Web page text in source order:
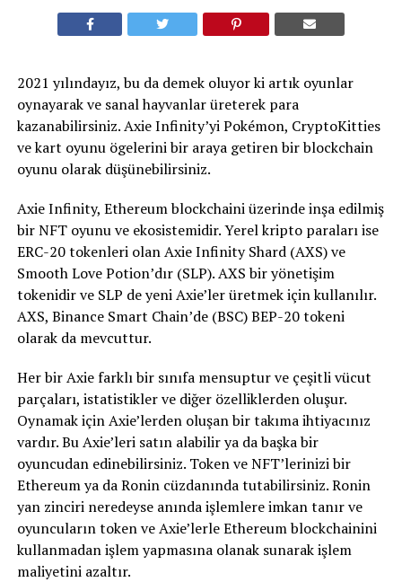
2021 yılındayız, bu da demek oluyor ki artık oyunlar
oynayarak ve sanal hayvanlar üreterek para
kazanabilirsiniz. Axie Infinity’yi Pokémon, CryptoKitties
ve kart oyunu ögelerini bir araya getiren bir blockchain
oyunu olarak düşünebilirsiniz.
Axie Infinity, Ethereum blockchaini üzerinde inşa edilmiş
bir NFT oyunu ve ekosistemidir. Yerel kripto paraları ise
ERC-20 tokenleri olan Axie Infinity Shard (AXS) ve
Smooth Love Potion’dır (SLP). AXS bir yönetişim
tokenidir ve SLP de yeni Axie’ler üretmek için kullanılır.
AXS, Binance Smart Chain’de (BSC) BEP-20 tokeni
olarak da mevcuttur.
Her bir Axie farklı bir sınıfa mensuptur ve çeşitli vücut
parçaları, istatistikler ve diğer özelliklerden oluşur.
Oynamak için Axie’lerden oluşan bir takıma ihtiyacınız
vardır. Bu Axie’leri satın alabilir ya da başka bir
oyuncudan edinebilirsiniz. Token ve NFT’lerinizi bir
Ethereum ya da Ronin cüzdanında tutabilirsiniz. Ronin
yan zinciri neredeyse anında işlemlere imkan tanır ve
oyuncuların token ve Axie’lerle Ethereum blockchainini
kullanmadan işlem yapmasına olanak sunarak işlem
maliyetini azaltır.